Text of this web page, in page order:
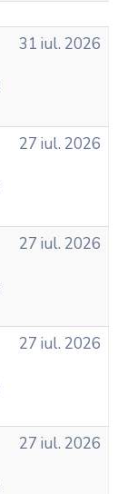
31 iul. 2026
27 iul. 2026
27 iul. 2026
27 iul. 2026
27 iul. 2026